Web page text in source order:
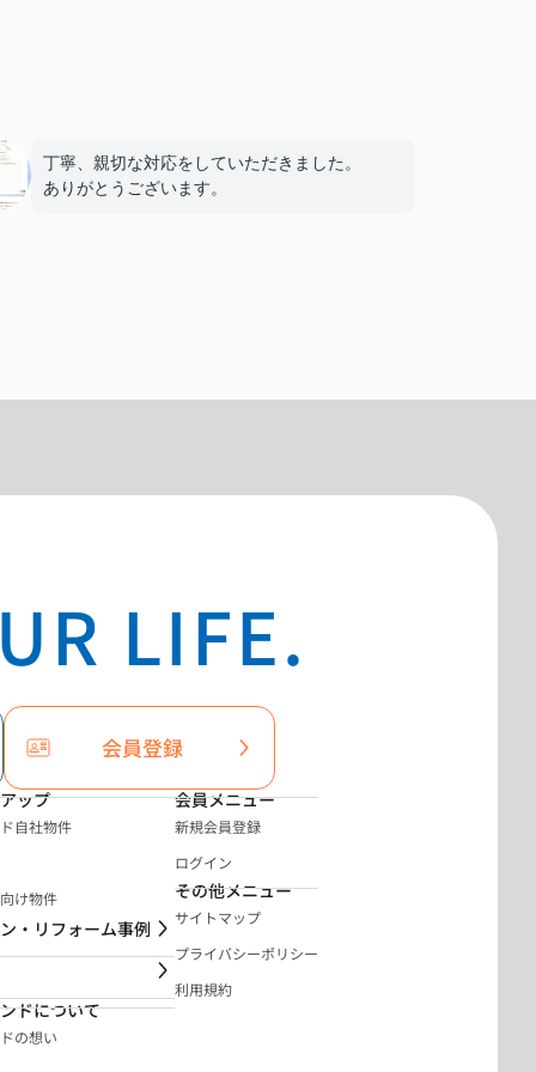
丁寧、親切な対応をしていただきました。
ありがとうございます。
LIFE.
会員登録
ップ
自社物件
け物件
・リフォーム事例
ドについて
の想い
会員メニュー
新規会員登録
ログイン
その他メニュー
サイトマップ
プライバシーポリシー
利用規約